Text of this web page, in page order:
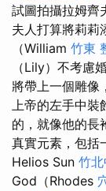
試圖拍攝拉姆齊
夫人打算將莉莉
（William 竹東
（Lily）不考慮
將帶上一個雕像
上帝的左手中裝
的，就像他的長
真實元素，包括
Helios Sun 竹
God（Rhodes